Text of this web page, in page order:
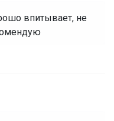
впитывает, не